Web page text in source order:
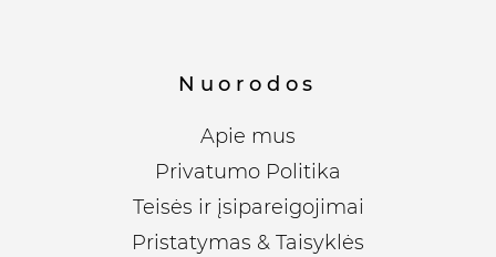
Nuorodos
Apie mus
Privatumo Politika
Teisės ir įsipareigojimai
Pristatymas & Taisyklės